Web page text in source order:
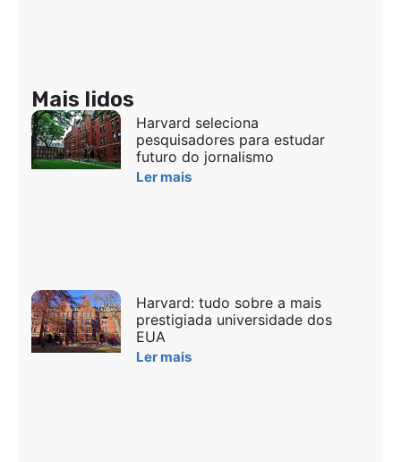
Mais lidos
Harvard seleciona
pesquisadores para estudar
futuro do jornalismo
Ler mais
Harvard: tudo sobre a mais
prestigiada universidade dos
EUA
Ler mais